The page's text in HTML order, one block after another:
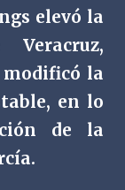
elevó la
modificó la
en lo
de la